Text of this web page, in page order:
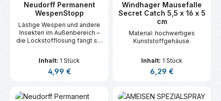
Neudorff Permanent
WespenStopp
Lästige Wespen und andere
Insekten im Außenbereich –
die Lockstofflösung fängt sie
Inhalt: 1 Stück
Regulärer Preis:
4,99 €
Windhager Mausefalle
Secret Catch 5,5 x 16 x 5
cm
Material: hochwertiges
Kunststoffgehäuse.
Inhalt: 1 Stück
Regulärer Preis:
6,29 €